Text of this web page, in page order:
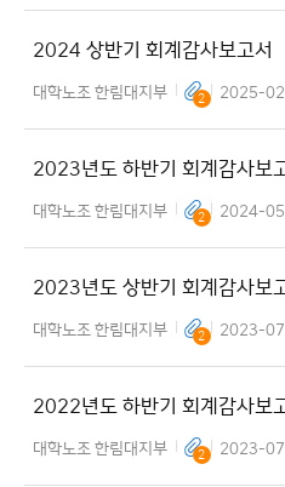
창
2024 상반기 회계감사보고서
대학노조 한림대지부 2 2025-
2023년도 하반기 회계감사보
대학노조 한림대지부 2 2024-
2023년도 상반기 회계감사보
대학노조 한림대지부 2 2023-
2022년도 하반기 회계감사보
대학노조 한림대지부 2 2023-